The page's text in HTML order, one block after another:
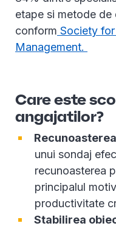
etape si metode de
conform Society
Management.
Care este
angajatilor?
unui sondaj
recunoasterea
principalul
productivitate
Stabilirea